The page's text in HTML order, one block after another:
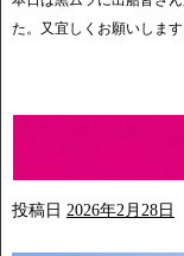
た。又宜しくお願いしま
投稿日 2026年2月28日